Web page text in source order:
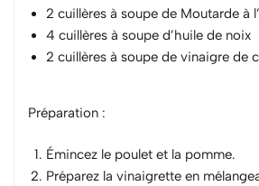
2 cuillères à soupe de Moutarde à
4 cuillères à soupe d’huile de noix
2 cuillères à soupe de vinaigre de
Préparation :
Émincez le poulet et la pomme.
Préparez la vinaigrette en